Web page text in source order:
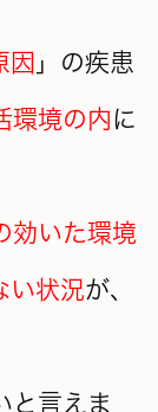
因 」の疾患
環境の内に
効いた環境
い状況が、
と言えま